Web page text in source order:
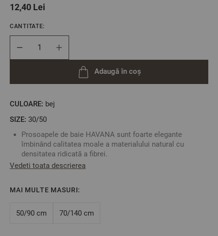
12,40 Lei
CULOARE: bej
SIZE: 30/50
Prosoapele de baie HAVANA sunt foarte elegante
îmbinând calitatea moale a materialului natural cu
densitatea ridicată a fibrei.
Este o colecție în 3 culori simple și moderne.
Material: 100% micro bumbac
Culoare: Bej
Vedeti toata descrierea
MAI MULTE MASURI:
50/90 cm 70/140 cm
CANTITATE:
Adaugă în coș